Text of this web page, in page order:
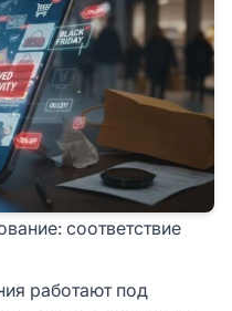
соответствие
работают под